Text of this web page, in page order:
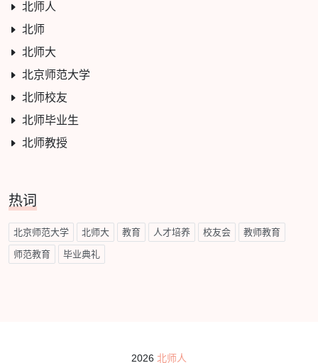
北师人
北师
北师大
北京师范大学
北师校友
北师毕业生
北师教授
热词
北京师范大学 北师大 教育 人才培养 校友会 教师教育
师范教育 毕业典礼
2026 北师人